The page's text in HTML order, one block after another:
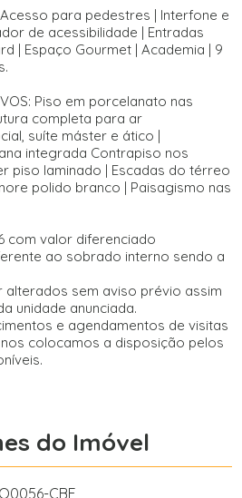
Acesso para pedestres | Interfone e
de acessibilidade | Entradas
| Espaço Gourmet | Academia | 9
Piso em porcelanato nas
completa para ar
suíte máster e ático |
integrada Contrapiso nos
piso laminado | Escadas do térreo
polido branco | Paisagismo nas
com valor diferenciado
ao sobrado interno sendo a
sem aviso prévio assim
unidade anunciada.
e agendamentos de visitas
colocamos a disposição pelos
do Imóvel
CBF